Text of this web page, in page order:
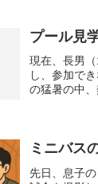
プール見
現在、長男
し、参加で
の猛暑の中
ミニバス
先日、息子